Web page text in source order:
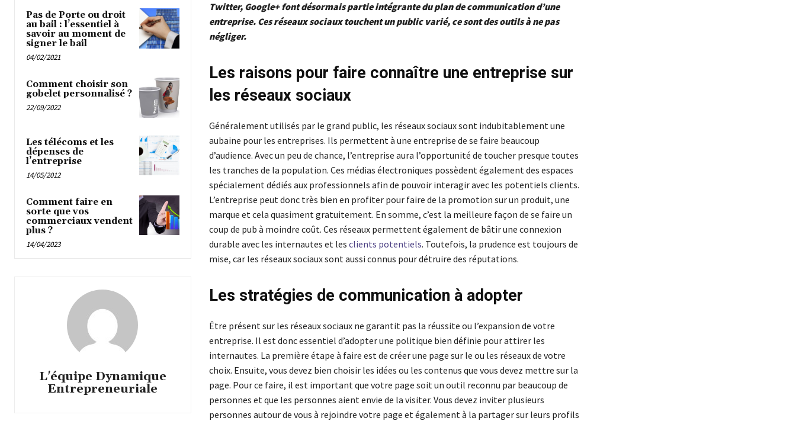
Pas de Porte ou droit
au bail : l’essentiel à
savoir au moment de
signer le bail
04/02/2021
Comment choisir son
gobelet personnalisé ?
22/09/2022
Les télécoms et les
dépenses de
l’entreprise
14/05/2012
Comment faire en
sorte que vos
commerciaux vendent
plus ?
14/04/2023
L'équipe Dynamique
Entrepreneuriale
Twitter, Google+ font désormais partie intégrante du plan de communication d’une
entreprise. Ces réseaux sociaux touchent un public varié, ce sont des outils à ne pas
négliger.
Les raisons pour faire connaître une entreprise sur
les réseaux sociaux
Généralement utilisés par le grand public, les réseaux sociaux sont indubitablement une
aubaine pour les entreprises. Ils permettent à une entreprise de se faire beaucoup
d’audience. Avec un peu de chance, l’entreprise aura l’opportunité de toucher presque toutes
les tranches de la population. Ces médias électroniques possèdent également des espaces
spécialement dédiés aux professionnels afin de pouvoir interagir avec les potentiels clients.
L’entreprise peut donc très bien en profiter pour faire de la promotion sur un produit, une
marque et cela quasiment gratuitement. En somme, c’est la meilleure façon de se faire un
coup de pub à moindre coût. Ces réseaux permettent également de bâtir une connexion
durable avec les internautes et les clients potentiels. Toutefois, la prudence est toujours de
mise, car les réseaux sociaux sont aussi connus pour détruire des réputations.
Les stratégies de communication à adopter
Être présent sur les réseaux sociaux ne garantit pas la réussite ou l’expansion de votre
entreprise. Il est donc essentiel d’adopter une politique bien définie pour attirer les
internautes. La première étape à faire est de créer une page sur le ou les réseaux de votre
choix. Ensuite, vous devez bien choisir les idées ou les contenus que vous devez mettre sur la
page. Pour ce faire, il est important que votre page soit un outil reconnu par beaucoup de
personnes et que les personnes aient envie de la visiter. Vous devez inviter plusieurs
personnes autour de vous à rejoindre votre page et également à la partager sur leurs profils